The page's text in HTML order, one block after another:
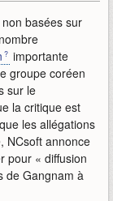
basées sur
importante
groupe coréen
sur le
la critique est
les allégations
NCsoft annonce
pour « diffusion
de Gangnam à